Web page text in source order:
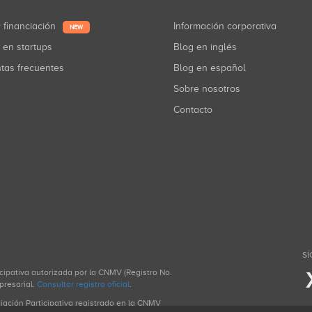
financiación NEW
en startups
frecuentes
Información corporativa
Blog en inglés
Blog en español
Sobre nosotros
Contacto
autorizada por la CNMV (Registro No.
Consultar registro oficial.
Participativa registrado en la CNMV